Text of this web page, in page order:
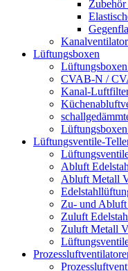
Lüftungsboxen
CVAB-N /
Kanal-
Lüftungsventile-
Abluft
Abluft Metall
Zu- und
Zuluft
Zuluft Metall